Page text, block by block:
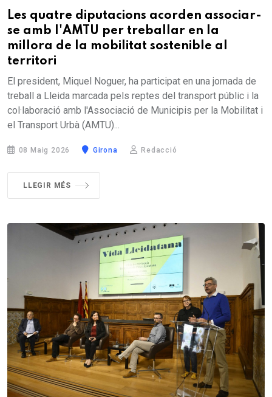
Les quatre diputacions acorden associar-
se amb l'AMTU per treballar en la
millora de la mobilitat sostenible al
territori
El president, Miquel Noguer, ha participat en una jornada de
treball a Lleida marcada pels reptes del transport públic i la
col·laboració amb l'Associació de Municipis per la Mobilitat i
el Transport Urbà (AMTU)...
08 Maig 2026 Girona Redacció
LLEGIR MÉS